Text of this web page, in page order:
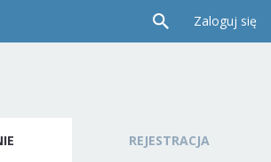
Zaloguj się
REJESTRACJA